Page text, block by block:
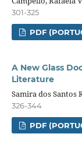
301-325
PDF
A New Glass
Literature
Samira dos Santos
326-344
PDF